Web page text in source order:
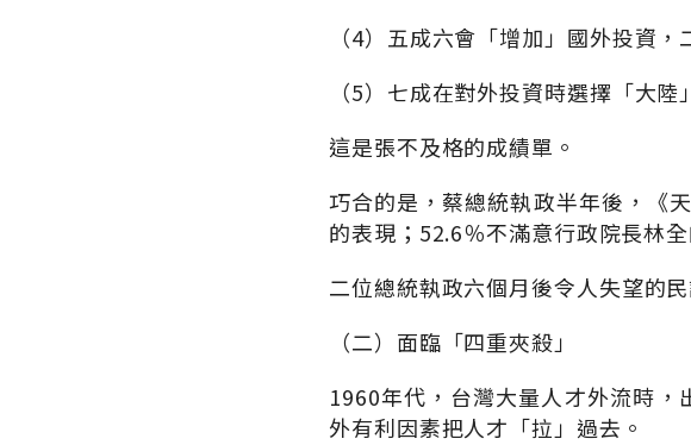
（4）五成六會「增加」國外投資
（5）七成在對外投資時選擇「大陸
這是張不及格的成績單。
巧合的是，蔡總統執政半年後，《
的表現；52.6％不滿意行政院長林
二位總統執政六個月後令人失望的
（二）面臨「四重夾殺」
1960年代，台灣大量人才外流時
外有利因素把人才「拉」過去。